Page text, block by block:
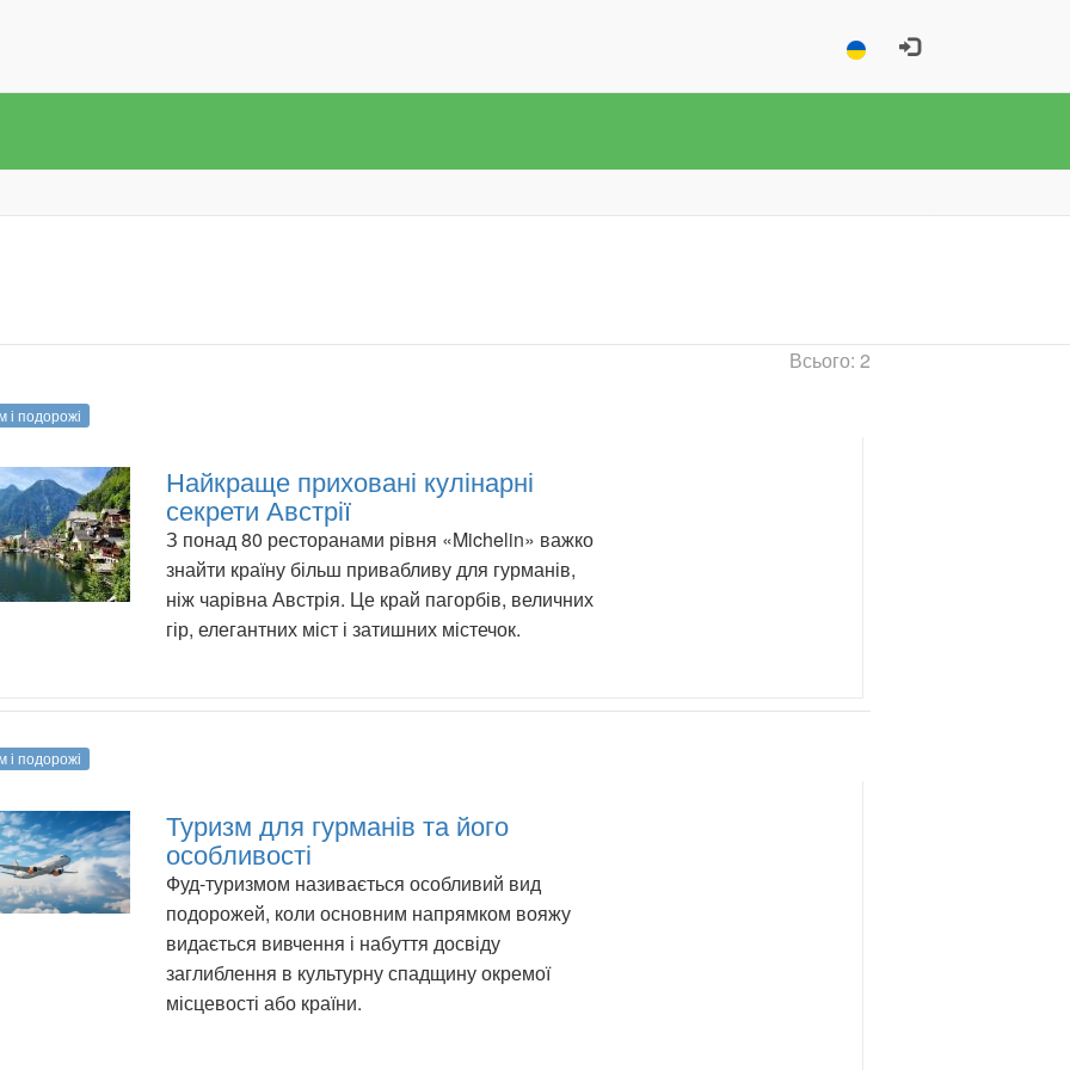
Всього: 2
і подорожі
Найкраще приховані кулінарні
секрети Австрії
З понад 80 ресторанами рівня «Michelin» важко
знайти країну більш привабливу для гурманів,
ніж чарівна Австрія. Це край пагорбів, величних
гір, елегантних міст і затишних містечок.
і подорожі
Туризм для гурманів та його
особливості
Фуд-туризмом називається особливий вид
подорожей, коли основним напрямком вояжу
видається вивчення і набуття досвіду
заглиблення в культурну спадщину окремої
місцевості або країни.